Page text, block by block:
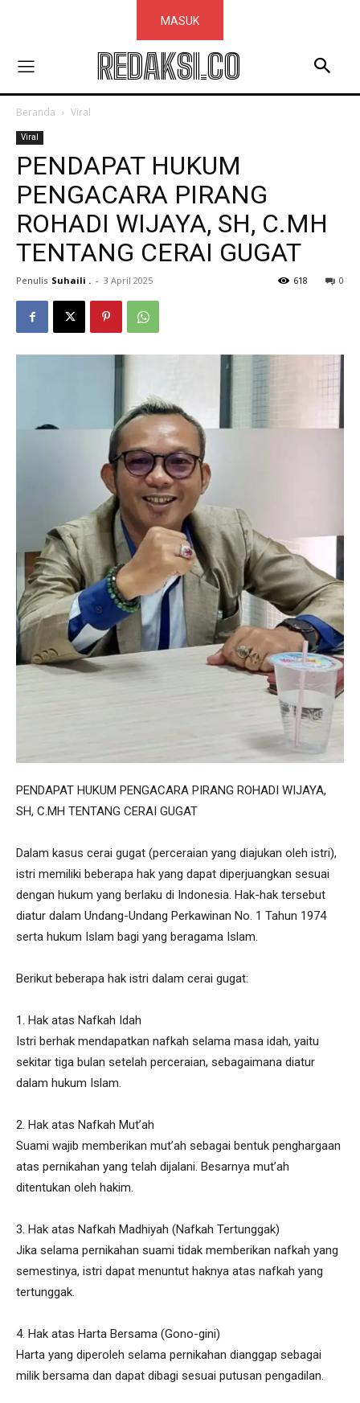
MASUK
REDAKSI.CO
Beranda Viral
Viral
PENDAPAT HUKUM
PENGACARA PIRANG
ROHADI WIJAYA, SH, C.MH
TENTANG CERAI GUGAT
Penulis Suhaili . - 3 April 2025 0
618
PENDAPAT HUKUM PENGACARA PIRANG ROHADI WIJAYA,
SH, C.MH TENTANG CERAI GUGAT
Dalam kasus cerai gugat (perceraian yang diajukan oleh istri),
istri memiliki beberapa hak yang dapat diperjuangkan sesuai
dengan hukum yang berlaku di Indonesia. Hak-hak tersebut
diatur dalam Undang-Undang Perkawinan No. 1 Tahun 1974
serta hukum Islam bagi yang beragama Islam.
Berikut beberapa hak istri dalam cerai gugat:
1. Hak atas Nafkah Idah
Istri berhak mendapatkan nafkah selama masa idah, yaitu
sekitar tiga bulan setelah perceraian, sebagaimana diatur
dalam hukum Islam.
2. Hak atas Nafkah Mut’ah
Suami wajib memberikan mut’ah sebagai bentuk penghargaan
atas pernikahan yang telah dijalani. Besarnya mut’ah
ditentukan oleh hakim.
3. Hak atas Nafkah Madhiyah (Nafkah Tertunggak)
Jika selama pernikahan suami tidak memberikan nafkah yang
semestinya, istri dapat menuntut haknya atas nafkah yang
tertunggak.
4. Hak atas Harta Bersama (Gono-gini)
Harta yang diperoleh selama pernikahan dianggap sebagai
milik bersama dan dapat dibagi sesuai putusan pengadilan.